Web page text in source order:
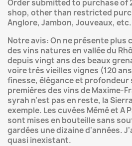
Order submitted to purchase of
shop, other than restricted
Anglore, Jambon, Jouveaux,
Notre avis: On ne présente plus
des vins natures en vallée du
depuis vingt ans des beaux
voire très vieilles vignes (120
finesse, élégance et profondeur
premières des vins de Maxime-
syrah n'est pas en reste, la
exemple. Les cuvées Mémé et A
sont mises en bouteille sans
gardées une dizaine d'années.
quasi inexistant.